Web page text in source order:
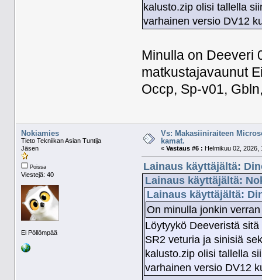
kalusto.zip olisi tallella
varhainen versio DV12
Minulla on Deeveri
matkustajavaunut
Occp, Sp-v01,
Nokiamies
Tieto Tekniikan Asian Tuntija
Jäsen
Poissa
Viestejä: 40
Ei Pöllömpää
Vs: Makasiiniraiteen
kamat.
« Vastaus #6 : Helmikuu 02, 2026,
Lainaus käyttäjältä:
Lainaus käyttäjältä:
Lainaus käyttäjältä:
On minulla jonkin
Löytyykö Deeveristä
SR2 veturia ja sinisiä
kalusto.zip olisi tallella
varhainen versio DV12